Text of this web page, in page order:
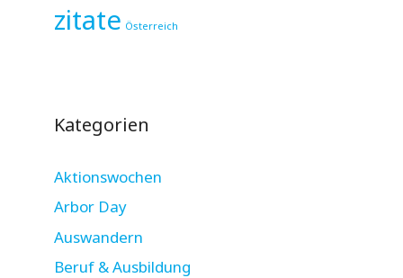
zitate Österreich
Kategorien
Aktionswochen
Arbor Day
Auswandern
Beruf & Ausbildung